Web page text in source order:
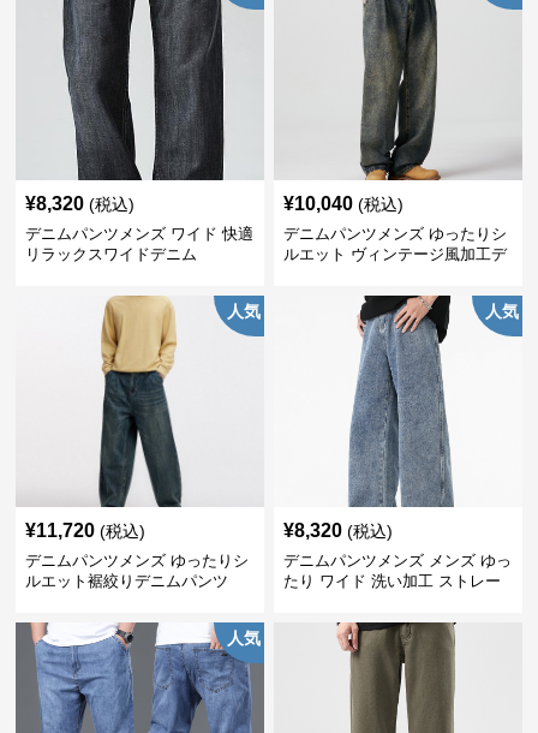
¥8,320 (税込)
デニムパンツメンズ ワイド 快適
リラックスワイドデニム
¥10,040 (税込)
デニムパンツメンズ ゆったりシ
ルエット ヴィンテージ風加工デ
人気
¥11,720 (税込)
デニムパンツメンズ ゆったりシ
ルエット裾絞りデニムパンツ
人気
¥8,320 (税込)
デニムパンツメンズ メンズ ゆっ
たり ワイド 洗い加工 ストレー
人気